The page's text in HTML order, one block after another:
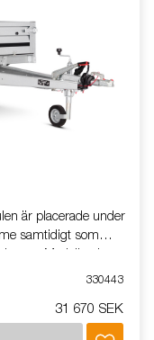
är placerade under
samtidigt som
Modellen har
ett brett utbud av
330443
31 670 SEK